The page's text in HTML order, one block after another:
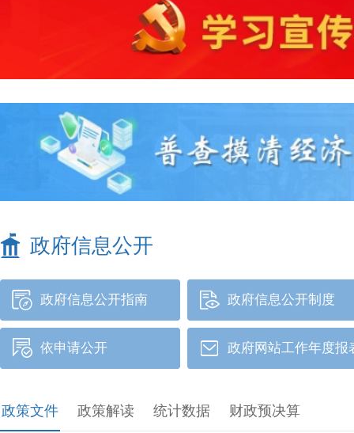
政府信息公开
政府信息公开指南 政府信息公开制度
依申请公开 政府网站工作年度报
政策文件 政策解读 统计数据 财政预决算